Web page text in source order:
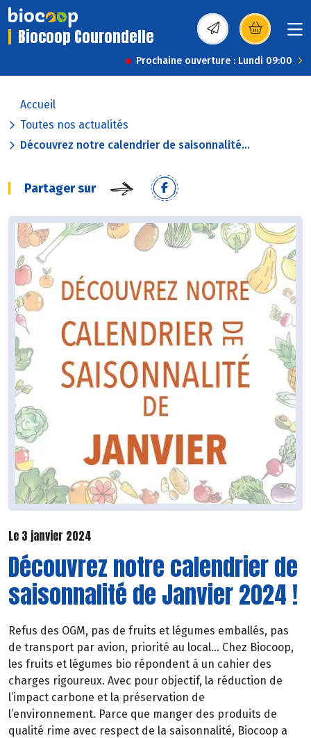
Biocoop Courondelle (s’ouvre dans une
Prochaine ouverture : Lundi 09:00
Accueil
Toutes nos actualités
Découvrez notre calendrier de saisonnalité...
Partager sur
Le 3 janvier 2024
Découvrez notre calendrier de
saisonnalité de Janvier 2024 !
Refus des OGM, pas de fruits et légumes emballés, pas
de transport par avion, priorité au local… Chez Biocoop,
les fruits et légumes bio répondent à un cahier des
charges rigoureux. Avec pour objectif, la réduction de
l’impact carbone et la préservation de
l’environnement. Parce que manger des produits de
qualité rime avec respect de la saisonnalité, Biocoop a